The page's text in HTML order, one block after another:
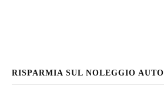
RISPARMIA SUL NOLEGGIO AUTO